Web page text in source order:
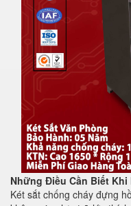
Những Điều Cần Biết Khi
Két sắt chống cháy đựng